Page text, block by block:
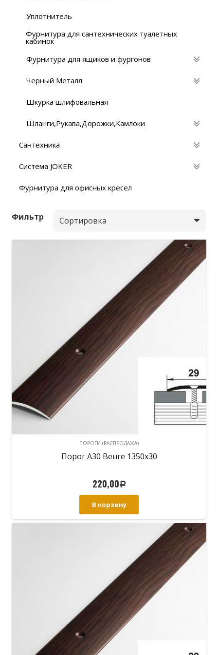
Уплотнитель
Фурнитура для сантехнических туалетных
кабинок
Фурнитура для ящиков и фургонов
Черный Металл
Шкурка шлифовальная
Шланги,Рукава,Дорожки,Камлоки
Сантехника
Система JOKER
Фурнитура для офисных кресел
Фильтр
ПОРОГИ (РАСПРОДАЖА)
Порог А30 Венге 1350х30
220,00Р
В корзину